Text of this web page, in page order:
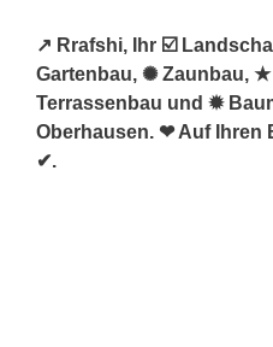
↗️ Rrafshi, Ihr ☑️
Gartenbau, ✺ Zaunbau,
Terrassenbau und ✹
Oberhausen. ❤ Auf Ihren
✔.